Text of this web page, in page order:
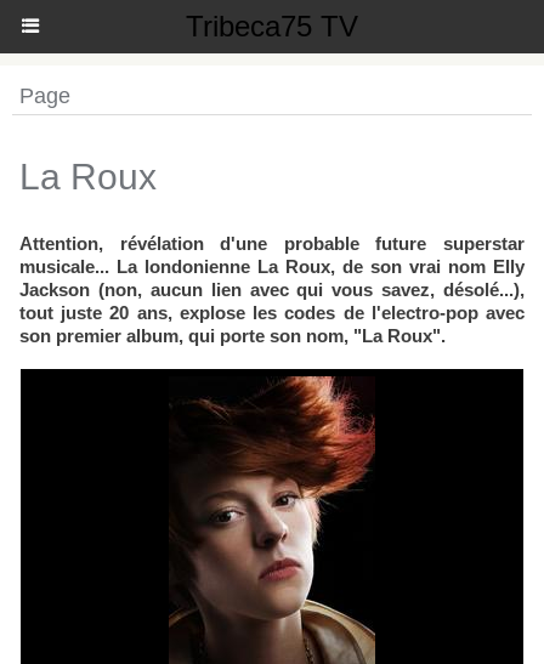
Tribeca75 TV
Page
La Roux
Attention, révélation d'une probable future superstar
musicale... La londonienne La Roux, de son vrai nom Elly
Jackson (non, aucun lien avec qui vous savez, désolé...),
tout juste 20 ans, explose les codes de l'electro-pop avec
son premier album, qui porte son nom, "La Roux".